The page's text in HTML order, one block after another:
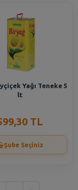
Yağı Teneke 5
lt
TL
Şube Seçiniz